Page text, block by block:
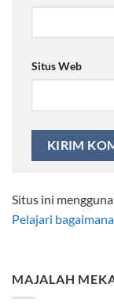
MAJALAH
Situs Web
Situs ini
Pelajari